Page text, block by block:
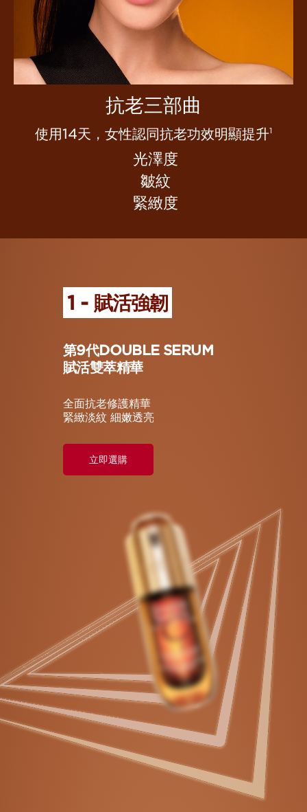
抗老三部曲
使用14天，女性認同抗老功效明顯提升1
光澤度
皺紋
緊緻度
1 - 賦活強韌
第9代DOUBLE SERUM
賦活雙萃精華
全面抗老修護精華
緊緻淡紋 細嫩透亮
立即選購